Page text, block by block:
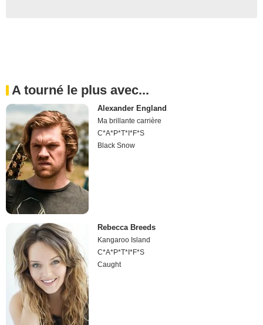
A tourné le plus avec...
Alexander England
Ma brillante carrière
C*A*P*T*I*F*S
Black Snow
Rebecca Breeds
Kangaroo Island
C*A*P*T*I*F*S
Caught